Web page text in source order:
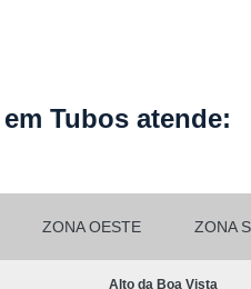
aço carbono
Tubos atende:
ZONA OESTE ZONA
Alto da Boa Vista